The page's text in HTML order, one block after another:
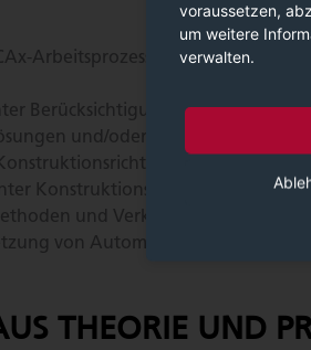
Arbeitsprozess identifizieren,
Berücksichtigung der
und/oder Workflows
und
Konstruktions-Templates (CATIA
und Verknüpfung von
von Automatismen
THEORIE UND
voraussetzen,
um weitere
verwalten.